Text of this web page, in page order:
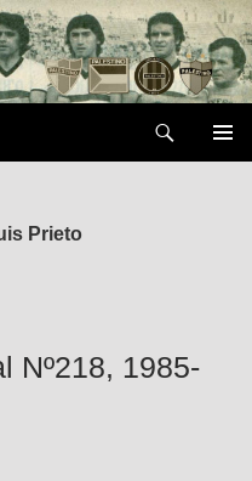
Prieto
Nº218, 1985-